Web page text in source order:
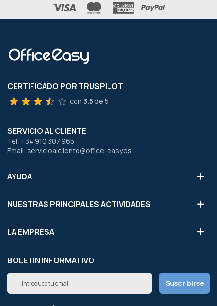
CERTIFICADO POR TRUSPILOT
con 3.5 de 5
SERVICIO AL CLIENTE
Tel: +34 910 307 965
Email: servicioalcliente@office-easy.es
AYUDA
NUESTRAS PRINCIPALES ACTIVIDADES
LA EMPRESA
BOLETIN INFORMATIVO
Inscríbete
nuestro
Suscribirse